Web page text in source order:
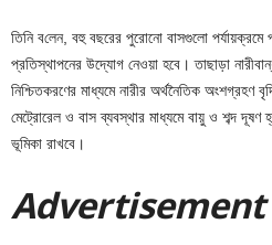
তি‌নি ব‌লেন, বহু বছরের পুরোনো বাসগুলো পর্যায়ক্রমে
প্রতিস্থাপনের উদ্যোগ নেওয়া হবে। তাছাড়া
নিশ্চিতকরণের মাধ্যমে নারীর অর্থনৈতিক অংশগ্রহণ
মেট্রোরেল ও বাস ব্যবস্থার মাধ্যমে বায়ু ও শব্দ দূষণ
ভূমিকা রাখবে।
Advertisement